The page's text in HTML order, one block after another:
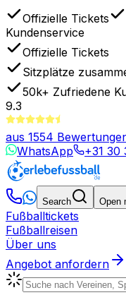
Offizielle Tickets
Kundenservice
Offizielle Tickets
Sitzplätze
50k+ Zufriedene
9.3
aus 1554
WhatsApp
+31 30
Search Open
Fußballtickets
Fußballreisen
Über uns
Angebot anfordern